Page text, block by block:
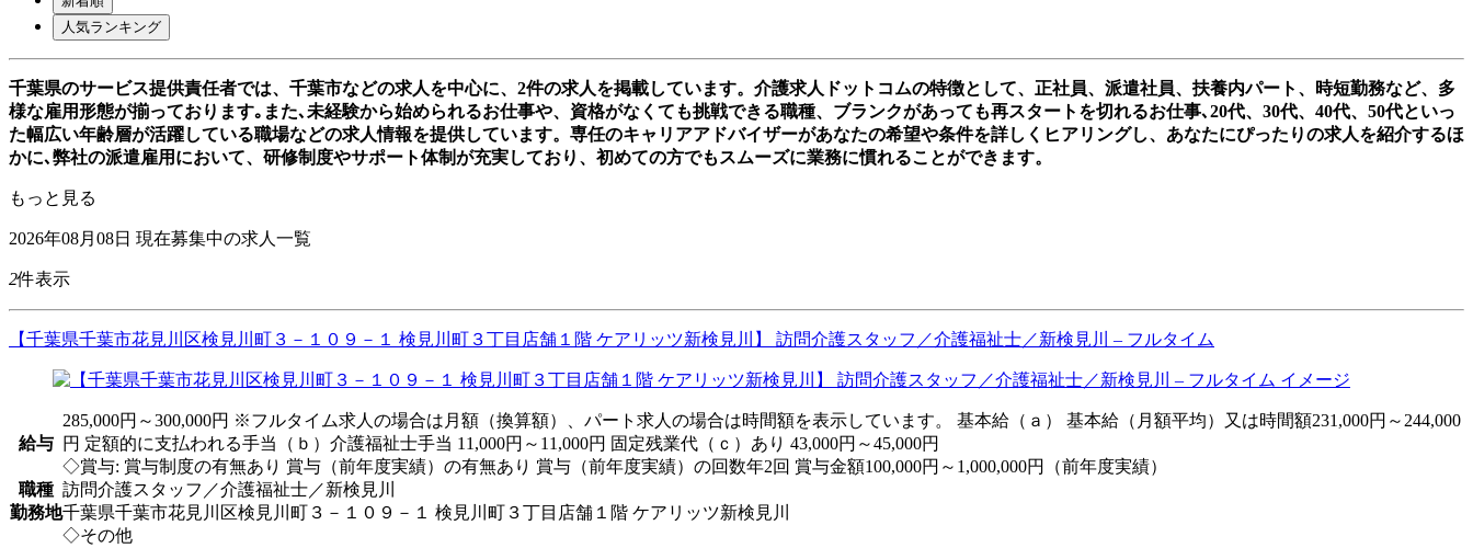
人気ランキング
千葉県のサービス提供責任者では、千葉市などの求人を中心に、2件の求人を掲載しています。介護求人ドットコムの特徴として、正社員、派遣社員、扶養内パート、時短勤務など、多
様な雇用形態が揃っております｡また､未経験から始められるお仕事や、資格がなくても挑戦できる職種、ブランクがあっても再スタートを切れるお仕事､20代、30代、40代、50代といっ
た幅広い年齢層が活躍している職場などの求人情報を提供しています。専任のキャリアアドバイザーがあなたの希望や条件を詳しくヒアリングし、あなたにぴったりの求人を紹介するほ
かに､弊社の派遣雇用において、研修制度やサポート体制が充実しており、初めての方でもスムーズに業務に慣れることができます。
もっと見る
2026年08月08日 現在募集中の求人一覧
2件表示
【千葉県千葉市花見川区検見川町３－１０９－１ 検見川町３丁目店舗１階 ケアリッツ新検見川】 訪問介護スタッフ／介護福祉士／新検見川 – フルタイム
給与
285,000円～300,000円 ※フルタイム求人の場合は月額（換算額）、パート求人の場合は時間額を表示しています。 基本給（ａ） 基本給（月額平均）又は時間額231,000円～244,000
円 定額的に支払われる手当（ｂ）介護福祉士手当 11,000円～11,000円 固定残業代（ｃ）あり 43,000円～45,000円
◇賞与: 賞与制度の有無あり 賞与（前年度実績）の有無あり 賞与（前年度実績）の回数年2回 賞与金額100,000円～1,000,000円（前年度実績）
職種 訪問介護スタッフ／介護福祉士／新検見川
勤務地千葉県千葉市花見川区検見川町３－１０９－１ 検見川町３丁目店舗１階 ケアリッツ新検見川
◇その他